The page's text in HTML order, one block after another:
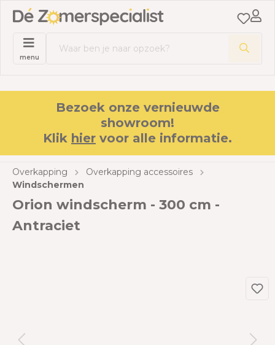
menu
Bezoek onze vernieuwde
showroom!
Klik hier voor alle informatie.
Overkapping
Overkapping accessoires
Windschermen
Orion windscherm - 300 cm -
Antraciet